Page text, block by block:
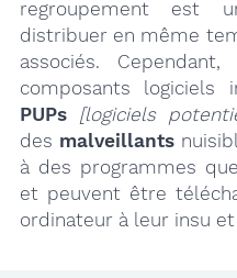
regroupement est
distribuer en même
associés.
composants logiciels
PUPs
[logiciels
des malveillants
à des programmes
et peuvent être
ordinateur à leur insu